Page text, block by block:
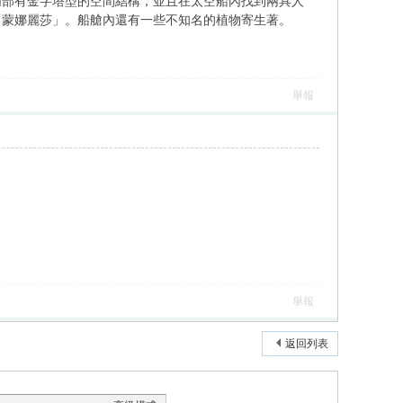
娜麗莎」。船艙內還有一些不知名的植物寄生著。
舉報
舉報
返回列表